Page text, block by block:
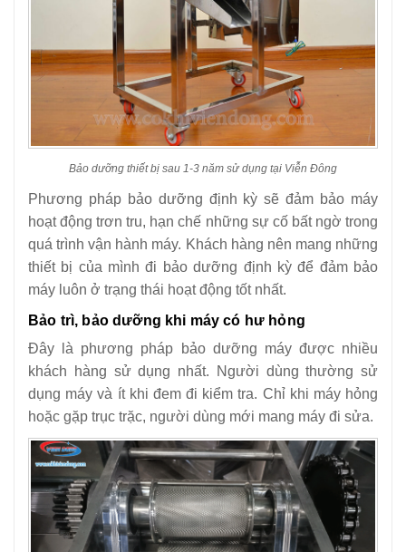
Bảo dưỡng thiết bị sau 1-3 năm sử dụng tại Viễn Đông
Phương pháp bảo dưỡng định kỳ sẽ đảm bảo máy
hoạt động trơn tru, hạn chế những sự cố bất ngờ trong
quá trình vận hành máy. Khách hàng nên mang những
thiết bị của mình đi bảo dưỡng định kỳ để đảm bảo
máy luôn ở trạng thái hoạt động tốt nhất.
Bảo trì, bảo dưỡng khi máy có hư hỏng
Đây là phương pháp bảo dưỡng máy được nhiều
khách hàng sử dụng nhất. Người dùng thường sử
dụng máy và ít khi đem đi kiểm tra. Chỉ khi máy hỏng
hoặc gặp trục trặc, người dùng mới mang máy đi sửa.